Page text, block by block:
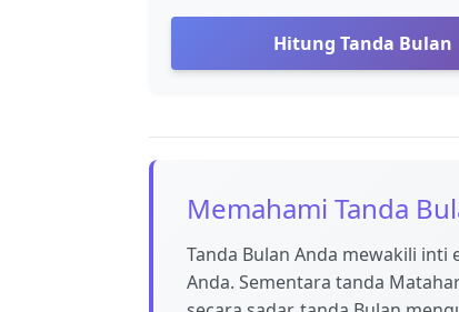
Hitung Tanda Bulan
Memahami Tanda
Tanda Bulan Anda mewakili
Anda. Sementara tanda